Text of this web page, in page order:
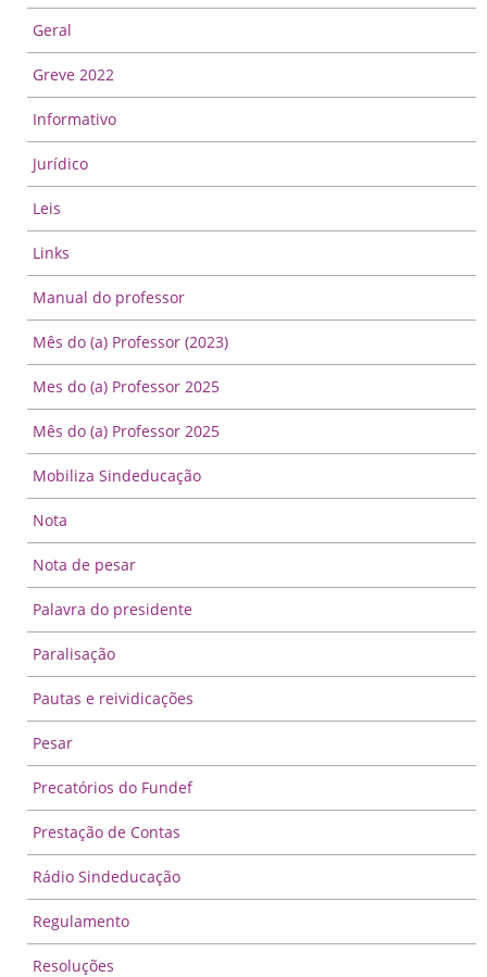
Geral
Greve 2022
Informativo
Jurídico
Leis
Links
Manual do professor
Mês do (a) Professor (2023)
Mes do (a) Professor 2025
Mês do (a) Professor 2025
Mobiliza Sindeducação
Nota
Nota de pesar
Palavra do presidente
Paralisação
Pautas e reividicações
Pesar
Precatórios do Fundef
Prestação de Contas
Rádio Sindeducação
Regulamento
Resoluções